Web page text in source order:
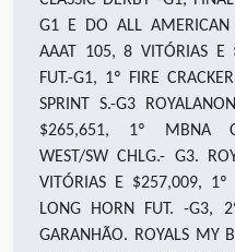
G1 E DO ALL AMERICAN
AAAT 105, 8 VITÓRIAS E
FUT.-G1, 1º FIRE
SPRINT S.-G3
$265,651, 1º MBNA
WEST/SW CHLG.- G3.
VITÓRIAS E $257,009, 1º
LONG HORN FUT. -G3,
GARANHÃO. ROYALS MY